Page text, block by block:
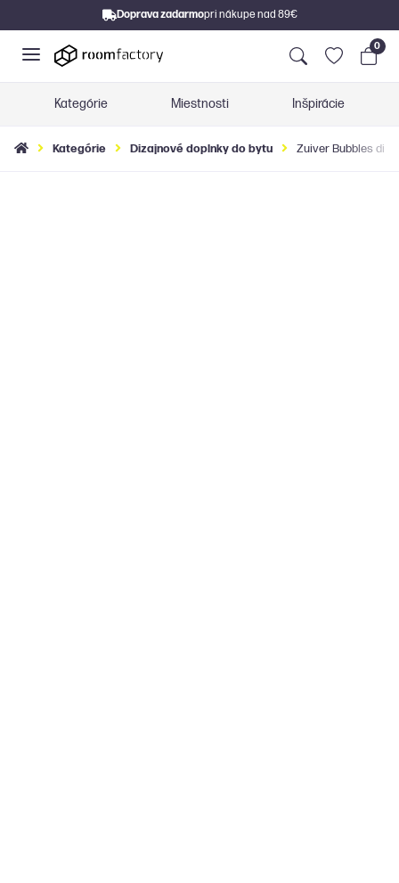
Doprava zadarmopri nákupe nad 89€
0
Kategórie Miestnosti Inšpirácie
Kategórie Dizajnové doplnky do bytu Zuiver Bubbles